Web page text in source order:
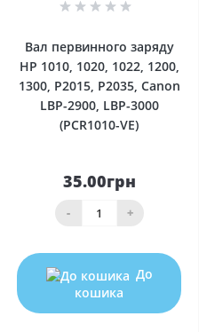
Вал первинного заряду
HP 1010, 1020, 1022, 1200,
1300, P2015, P2035, Canon
LBP-2900, LBP-3000
(PCR1010-VE)
35.00грн
- +
До
кошика